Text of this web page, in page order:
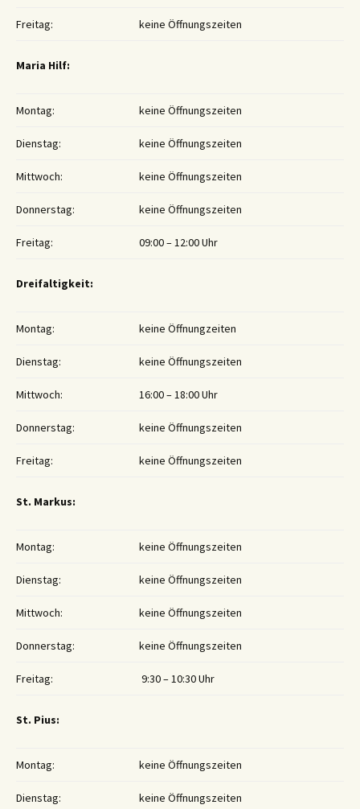
Freitag: keine Öffnungszeiten
Maria Hilf:
Montag: keine Öffnungszeiten
Dienstag: keine Öffnungszeiten
Mittwoch: keine Öffnungszeiten
Donnerstag: keine Öffnungszeiten
Freitag: 09:00 – 12:00 Uhr
Dreifaltigkeit:
Montag: keine Öffnungzeiten
Dienstag: keine Öffnungszeiten
Mittwoch: 16:00 – 18:00 Uhr
Donnerstag: keine Öffnungszeiten
Freitag: keine Öffnungszeiten
St. Markus:
Montag: keine Öffnungszeiten
Dienstag: keine Öffnungszeiten
Mittwoch: keine Öffnungszeiten
Donnerstag: keine Öffnungszeiten
Freitag: 9:30 – 10:30 Uhr
St. Pius:
Montag: keine Öffnungszeiten
Dienstag: keine Öffnungszeiten